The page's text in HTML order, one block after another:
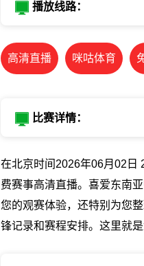
播放线路：
高清直播 咪咕体育
比赛详情：
在北京时间2026年06月02日
费赛事高清直播。喜爱东南
您的观赛体验，还特别为您
锋记录和赛程安排。这里就